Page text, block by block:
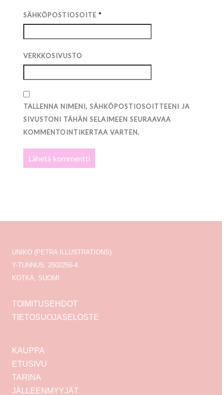
SÄHKÖPOSTIOSOITE*
VERKKOSIVUSTO
TALLENNA NIMENI, SÄHKÖPOSTIOSOITTEENI JA
SIVUSTONI TÄHÄN SELAIMEEN SEURAAVAA
KOMMENTOINTIKERTAA VARTEN.
UNIKO (PETRA ILLUSTRATIONS)
Y-TUNNUS: 2502256-4
KOTKA, SUOMI
TOIMITUSEHDOT
TIETOSUOJASELOSTE
KAUPPA
ETUSIVU
TARINA
JÄLLEENMYYJÄT